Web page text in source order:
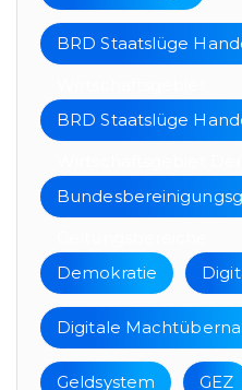
BRD Staatslüge
BRD Staatslüge
Demokratie
Digitale
Geldsystem GEZ